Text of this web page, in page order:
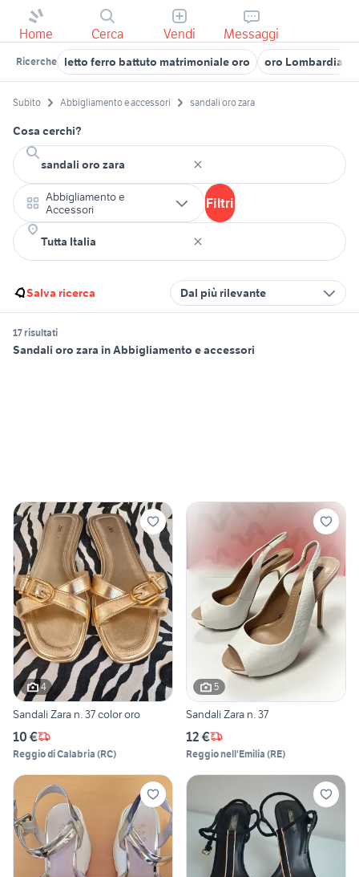
Home Cerca Vendi Messaggi
Ricerche letto ferro battuto matrimoniale oro oro Lombardia
Subito Abbigliamento e accessori sandali oro zara
Cosa cerchi?
Abbigliamento e
Accessori
Filtri
Salva ricerca Dal più rilevante
17 risultati
Sandali oro zara in Abbigliamento e accessori
4
Sandali Zara n. 37 color oro
10 €
Reggio di Calabria (RC)
5
Sandali Zara n. 37
12 €
Reggio nell'Emilia (RE)